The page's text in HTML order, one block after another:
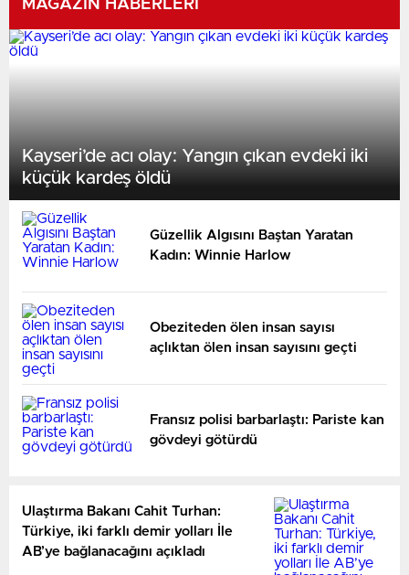
MAGAZİN HABERLERİ
Kayseri’de acı olay: Yangın çıkan evdeki iki
küçük kardeş öldü
Güzellik Algısını Baştan Yaratan
Kadın: Winnie Harlow
Obeziteden ölen insan sayısı
açlıktan ölen insan sayısını geçti
Fransız polisi barbarlaştı: Pariste kan
gövdeyi götürdü
Ulaştırma Bakanı Cahit Turhan:
Türkiye, iki farklı demir yolları İle
AB’ye bağlanacağını açıkladı